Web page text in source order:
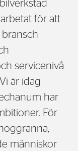
för att
servicenivå
är idag
har
För
människor